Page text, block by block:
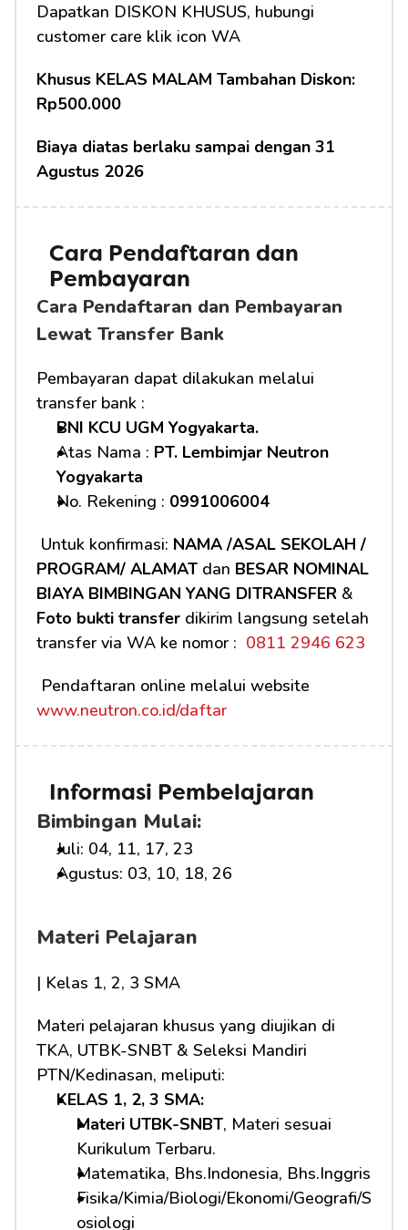
Dapatkan DISKON KHUSUS, hubungi
customer care klik icon WA
Khusus KELAS MALAM Tambahan Diskon:
Rp500.000
Biaya diatas berlaku sampai dengan 31
Agustus 2026
Cara Pendaftaran dan
Pembayaran
Cara Pendaftaran dan Pembayaran
Lewat Transfer Bank
Pembayaran dapat dilakukan melalui
transfer bank :
BNI KCU UGM Yogyakarta.
Atas Nama : PT. Lembimjar Neutron
Yogyakarta
No. Rekening : 0991006004
Untuk konfirmasi: NAMA /ASAL SEKOLAH /
PROGRAM/ ALAMAT dan BESAR NOMINAL
BIAYA BIMBINGAN YANG DITRANSFER
Foto bukti transfer dikirim langsung setelah
transfer via WA ke nomor : 0811 2946 623
www.neutron.co.id/daftar
Informasi Pembelajaran
Bimbingan Mulai:
Juli: 04, 11, 17, 23
Agustus: 03, 10, 18, 26
Materi Pelajaran
| Kelas 1, 2, 3 SMA
Materi pelajaran khusus yang diujikan di
TKA, UTBK-SNBT & Seleksi Mandiri
PTN/Kedinasan, meliputi:
KELAS 1, 2, 3 SMA:
Materi UTBK-SNBT, Materi sesuai
Kurikulum Terbaru.
Matematika, Bhs.Indonesia, Bhs.Inggris
Fisika/Kimia/Biologi/Ekonomi/Geografi/S
osiologi